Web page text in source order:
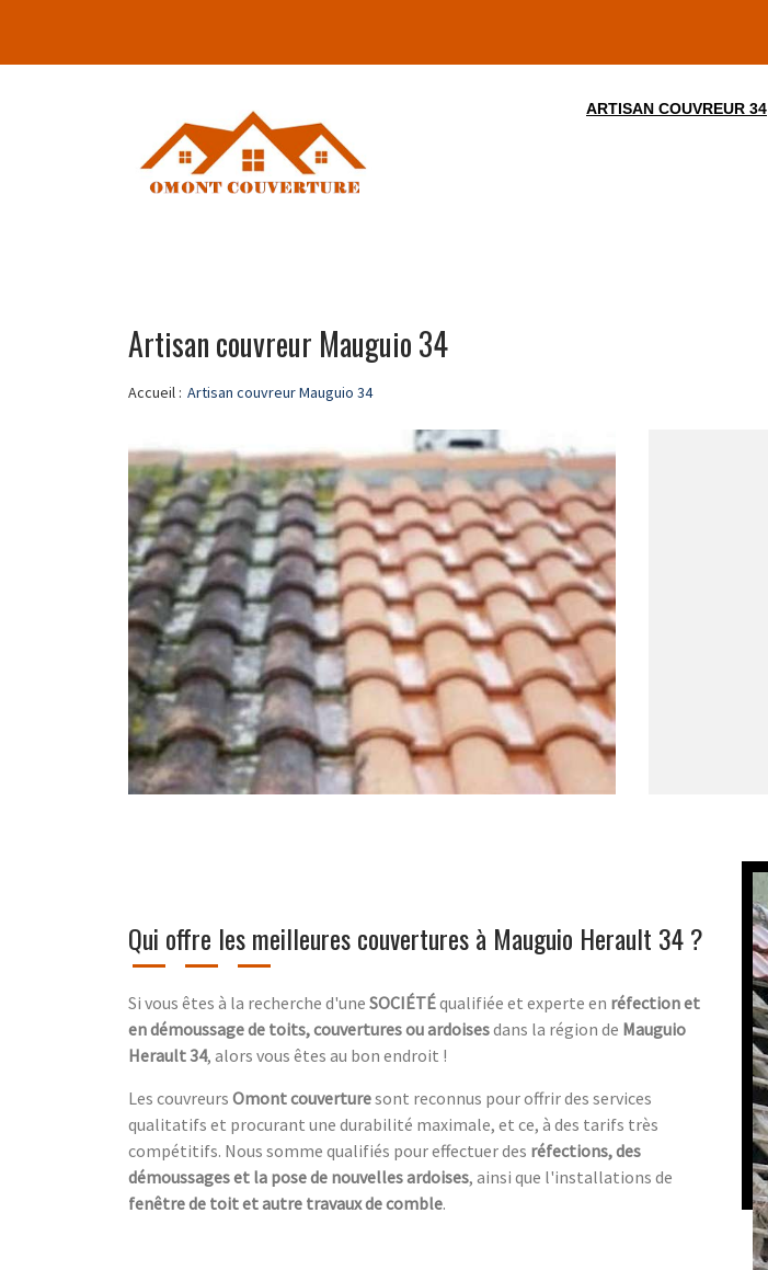
ARTISAN COUVREUR 34
Artisan couvreur Mauguio 34
Accueil : Artisan couvreur Mauguio 34
Qui offre les meilleures couvertures à Mauguio Herault 34 ?
Si vous êtes à la recherche d'une SOCIÉTÉqualifiée et experte en réfection et
en démoussage de toits, couvertures ou ardoisesdans la région de Mauguio
Herault 34, alors vous êtes au bon endroit !
Les couvreurs Omont couverturesont reconnus pour offrir des services
qualitatifs et procurant une durabilité maximale, et ce, à des tarifs très
compétitifs. Nous somme qualifiés pour effectuer des réfections, des
démoussages et la pose de nouvelles ardoises, ainsi que l'installations de
fenêtre de toit et autre travaux de comble.